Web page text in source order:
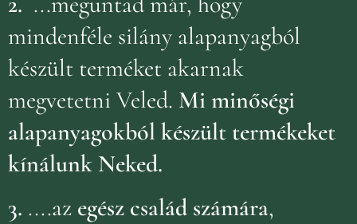
mindenféle silány alapanyagból
készült terméket akarnak
megvetetni Veled. Mi minőségi
alapanyagokból készült termékeket
kínálunk Neked.
3. ....az egész család számára,